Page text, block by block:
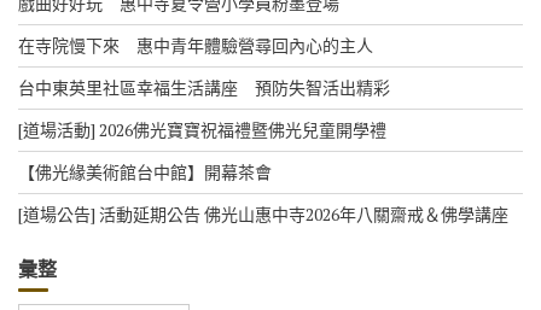
在寺院慢下來 惠中青年體驗營尋回內心的主人
台中東英里社區幸福生活講座 預防失智活出精彩
[道場活動] 2026佛光寶寶祝福禮暨佛光兒童開學禮
【佛光緣美術館台中館】開幕茶會
[道場公告] 活動延期公告 佛光山惠中寺2026年八關齋戒＆佛學講座
彙整